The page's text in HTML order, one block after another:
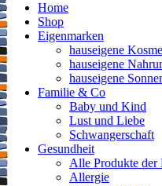
Home
Shop
Eigenmarken
hauseigene
hauseigene
hauseigene
Familie & Co
Baby und Kind
Lust und Liebe
Schwangerschaft
Gesundheit
Alle Produkte der
Allergie